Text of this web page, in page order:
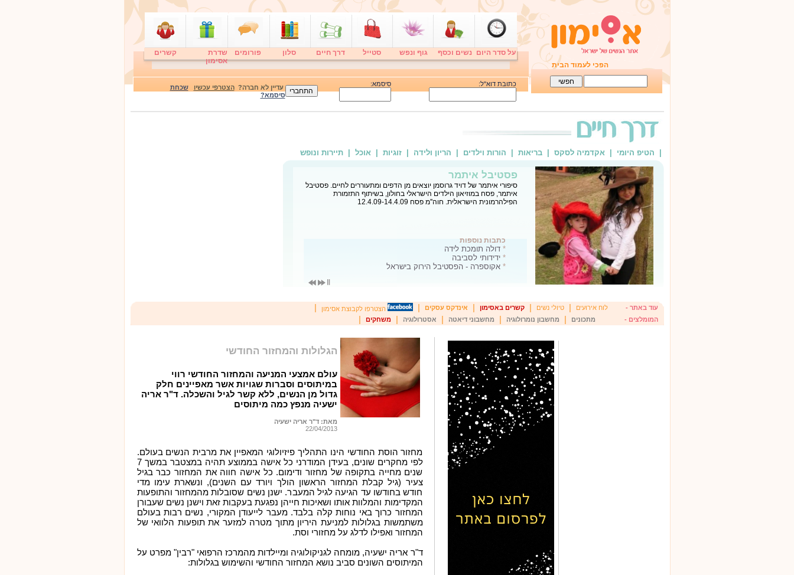
הפכי לעמוד הבית
על סדר היום נשים וכסף גוף ונפש סטייל דרך חיים סלון פורומים
שדרת
אסימון
קשרים
כתובת דוא"ל: סיסמא: עדיין לא חברה?הצטרפי עכשיו
שכחת
סיסמא?
| הטיפ היומי | אקדמיה לסקס | בריאות | הורות וילדים | הריון ולידה | זוגיות | אוכל | תיירות ונופש
אקוספרה - הפסטיבל הירוק בישראל
אקוספרה, הפסטיבל הירוק הירוק הראשון בישראל לאומנות וסביבה יתקיים
בחול המועד פסח במרחב הפתוח בטבע למרגלות עין הוד. לבאים ברכבת
הכניסה לאירוע ללא תשלום
כתבות נוספות
*דולה תומכת לידה
*ידידותי לסביבה
*פסטיבל איתמר
עוד באתר - לוח אירועים |טיולי נשים |קשרים באסימון אינדקס עסקים הצטרפו לקבוצת אסימון
המומלצים - מתכונים מחשבון נומרולוגיה מחשבוני דיאטה אסטרולוגיה |משחקים
הגלולות והמחזור החודשי
עולם אמצעי המניעה והמחזור החודשי רווי
במיתוסים וסברות שגויות אשר מאפיינים חלק
גדול מן הנשים, ללא קשר לגיל והשכלה. ד"ר אריה
ישעיה מנפץ כמה מיתוסים
מאת: ד"ר אריה ישעיה
22/04/2013
מחזור הוסת החודשי הינו התהליך פיזיולוגי המאפיין את מרבית הנשים בעולם.
לפי מחקרים שונים, בעידן המודרני כל אישה בממוצע תהיה במצטבר במשך 7
שנים מחייה בתקופה של מחזור ודימום. כל אישה חווה את המחזור כבר בגיל
צעיר (גיל קבלת המחזור הראשון הולך ויורד עם השנים), ונשארת עימו מדי
חודש בחודשו עד הגיעה לגיל המעבר. ישנן נשים שסובלות מהמחזור והתופעות
המקדימות והמלוות אותו ושאיכות חייהן נפגעת בעקבות זאת וישנן נשים שעבורן
המחזור כרוך באי נוחות קלה בלבד. מעבר לייעודן המקורי, נשים רבות בעולם
משתמשות בגלולות למניעת היריון מתוך מטרה למזער את תופעות הלוואי של
המחזור ואפילו לדלג על מחזורי וסת.
ד"ר אריה ישעיה, מומחה לגניקולוגיה ומיילדות מהמרכז הרפואי "רבין" מפרט על
המיתוסים השונים סביב נושא המחזור החודשי והשימוש בגלולות: